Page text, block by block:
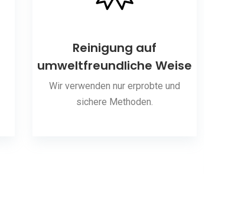
Reinigung auf
umweltfreundliche Weise
Wir verwenden nur erprobte und
sichere Methoden.